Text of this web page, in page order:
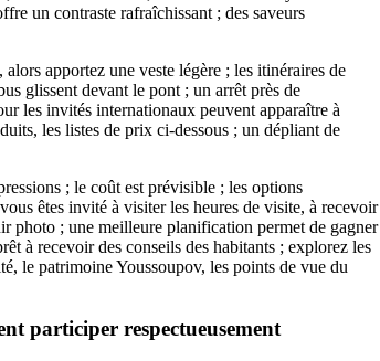
un contraste rafraîchissant ; des saveurs
apportez une veste légère ; les itinéraires de
glissent devant le pont ; un arrêt près de
les invités internationaux peuvent apparaître à
les listes de prix ci-dessous ; un dépliant de
; le coût est prévisible ; les options
êtes invité à visiter les heures de visite, à recevoir
photo ; une meilleure planification permet de gagner
à recevoir des conseils des habitants ; explorez les
le patrimoine Youssoupov, les points de vue du
participer respectueusement